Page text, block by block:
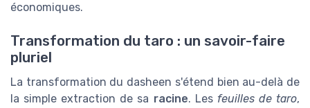
économiques.
Transformation du taro : un savoir-faire
pluriel
La transformation du dasheen s'étend bien au-delà de
la simple extraction de sa racine. Les feuilles de taro,